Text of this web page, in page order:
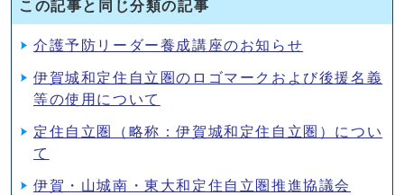
この記事と同じ分類の記事
介護予防リーダー養成講座のお知らせ
伊賀城和定住自立圏のロゴマークおよび後援名義
等の使用について
定住自立圏（略称：伊賀城和定住自立圏）につい
て
伊賀・山城南・東大和定住自立圏推進協議会